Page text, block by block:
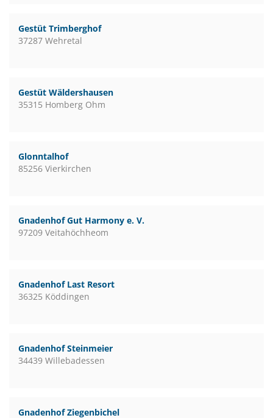
Gestüt Trimberghof
37287 Wehretal
Gestüt Wäldershausen
35315 Homberg Ohm
Glonntalhof
85256 Vierkirchen
Gnadenhof Gut Harmony e. V.
97209 Veitahöchheom
Gnadenhof Last Resort
36325 Köddingen
Gnadenhof Steinmeier
34439 Willebadessen
Gnadenhof Ziegenbichel